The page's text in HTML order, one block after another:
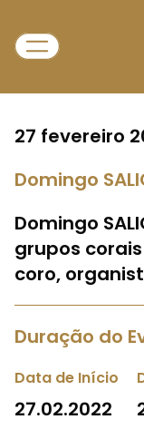
27 fevereiro
Domingo
Domingo
grupos
coro,
Duração do
Data de Início
27.02.2022